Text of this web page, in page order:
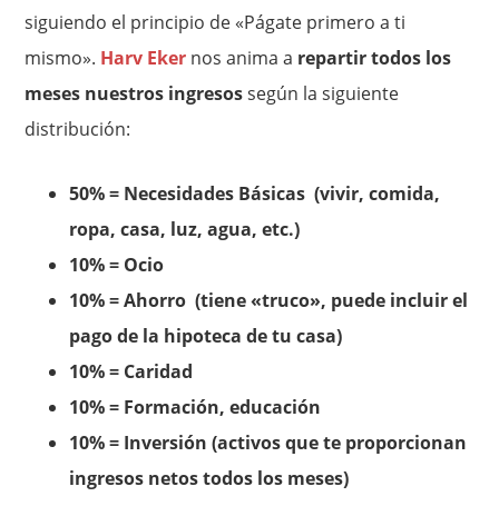
siguiendo el principio de «Págate primero a ti
mismo». Harv Eker nos anima a repartir todos los
meses nuestros ingresossegún la siguiente
distribución:
50% = Necesidades Básicas (vivir, comida,
ropa, casa, luz, agua, etc.)
10% = Ocio
10% = Ahorro (tiene «truco», puede incluir el
pago de la hipoteca de tu casa)
10% = Caridad
10% = Formación, educación
10% = Inversión (activos que te proporcionan
ingresos netos todos los meses)